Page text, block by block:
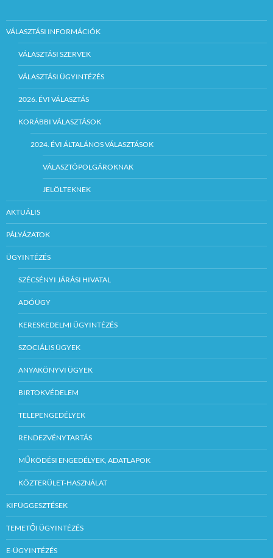
VÁLASZTÁSI INFORMÁCIÓK
VÁLASZTÁSI SZERVEK
VÁLASZTÁSI ÜGYINTÉZÉS
2026. ÉVI VÁLASZTÁS
KORÁBBI VÁLASZTÁSOK
2024. ÉVI ÁLTALÁNOS VÁLASZTÁSOK
VÁLASZTÓPOLGÁROKNAK
JELÖLTEKNEK
AKTUÁLIS
PÁLYÁZATOK
ÜGYINTÉZÉS
SZÉCSÉNYI JÁRÁSI HIVATAL
ADÓÜGY
KERESKEDELMI ÜGYINTÉZÉS
SZOCIÁLIS ÜGYEK
ANYAKÖNYVI ÜGYEK
BIRTOKVÉDELEM
TELEPENGEDÉLYEK
RENDEZVÉNYTARTÁS
MŰKÖDÉSI ENGEDÉLYEK, ADATLAPOK
KÖZTERÜLET-HASZNÁLAT
KIFÜGGESZTÉSEK
TEMETŐI ÜGYINTÉZÉS
E-ÜGYINTÉZÉS